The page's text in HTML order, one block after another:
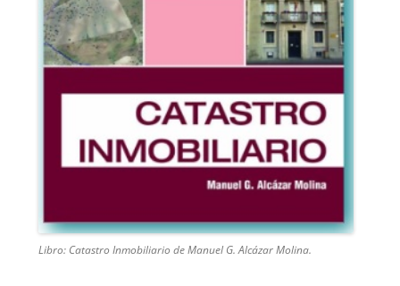
Libro: Catastro Inmobiliario de Manuel G. Alcázar Molina.